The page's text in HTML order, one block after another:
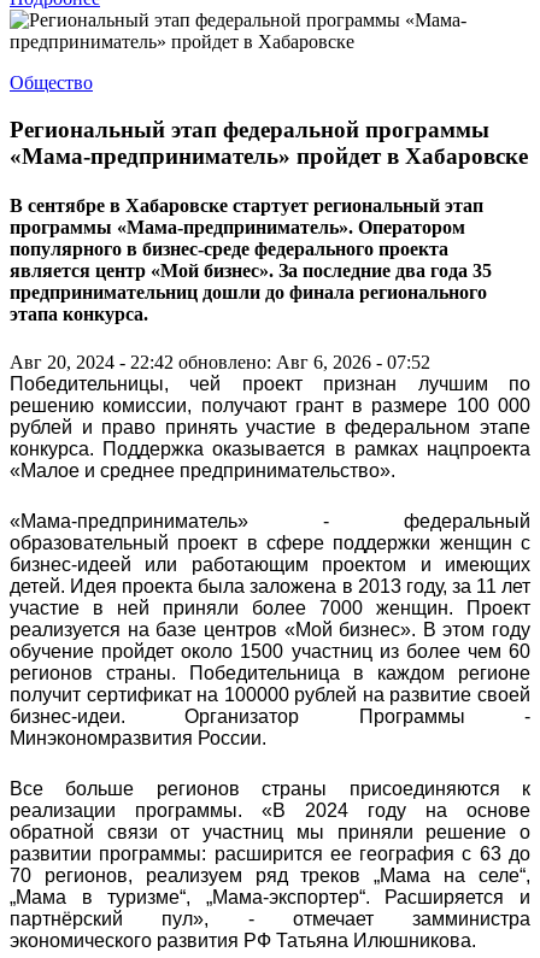
Общество
Региональный этап федеральной программы
«Мама-предприниматель» пройдет в Хабаровске
В сентябре в Хабаровске стартует региональный этап
программы «Мама-предприниматель». Оператором
популярного в бизнес-среде федерального проекта
является центр «Мой бизнес». За последние два года 35
предпринимательниц дошли до финала регионального
этапа конкурса.
Авг 20, 2024 - 22:42 обновлено: Авг 6, 2026 - 07:52
Победительницы, чей проект признан лучшим по
решению комиссии, получают грант в размере 100 000
рублей и право принять участие в федеральном этапе
конкурса. Поддержка оказывается в рамках нацпроекта
«Малое и среднее предпринимательство».
«Мама-предприниматель» - федеральный
образовательный проект в сфере поддержки женщин с
бизнес-идеей или работающим проектом и имеющих
детей. Идея проекта была заложена в 2013 году, за 11 лет
участие в ней приняли более 7000 женщин. Проект
реализуется на базе центров «Мой бизнес». В этом году
обучение пройдет около 1500 участниц из более чем 60
регионов страны. Победительница в каждом регионе
получит сертификат на 100000 рублей на развитие своей
бизнес-идеи. Организатор Программы -
Минэкономразвития России.
Все больше регионов страны присоединяются к
реализации программы. «В 2024 году на основе
обратной связи от участниц мы приняли решение о
развитии программы: расширится ее география с 63 до
70 регионов, реализуем ряд треков „Мама на селе“,
„Мама в туризме“, „Мама-экспортер“. Расширяется и
партнёрский пул», - отмечает замминистра
экономического развития РФ Татьяна Илюшникова.